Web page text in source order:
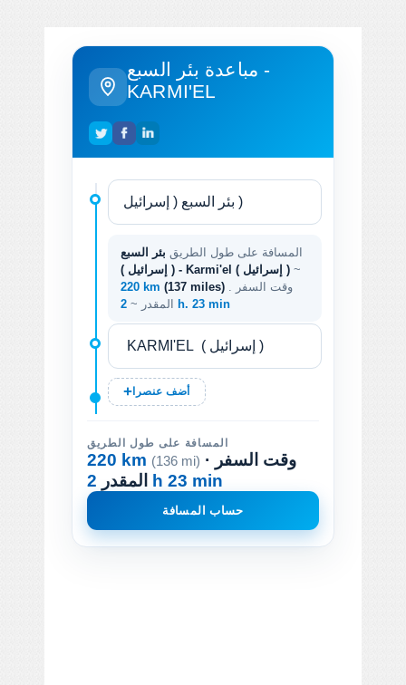
مباعدة بئر السبع -
KARMI'EL
المسافة على طول الطريق بئر السبع
( إسرائيل ) - Karmi'el ( إسرائيل ) ~
220 km (137 miles)
المقدر ~ 2 h. 23 min
أضف عنصرا
المسافة على طول الطريق
220 km (136 mi) · وقت السفر
المقدر 2 h 23 min
حساب المسافة